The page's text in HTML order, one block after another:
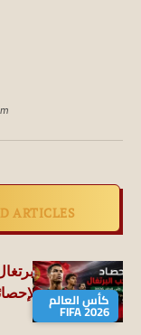
ARTICLES
كأس العالم
FIFA 2026
جميع الأرقام